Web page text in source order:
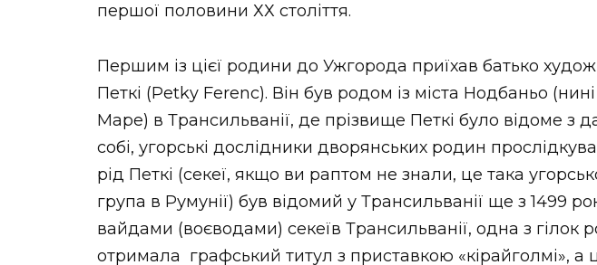
першої половини ХХ століття.
Першим із цієї родини до Ужгорода приїхав батько
Петкі (Petky Ferenc). Він був родом із міста Нодбаньо
Маре) в Трансильванії, де прізвище Петкі було відоме з
собі, угорські дослідники дворянських родин
рід Петкі (секеї, якщо ви раптом не знали, це така
група в Румунії) був відомий у Трансильванії ще з 1499
вайдами (воєводами) секеїв Трансильванії, одна з гілок
отримала графський титул з приставкою «кірайголмі», а